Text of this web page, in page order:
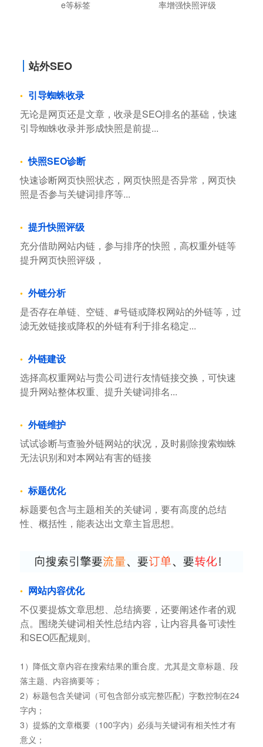
e等标签 率增强快照评级
站外SEO
引导蜘蛛收录
无论是网页还是文章，收录是SEO排名的基础，快速
引导蜘蛛收录并形成快照是前提...
快照SEO诊断
快速诊断网页快照状态，网页快照是否异常，网页快
照是否参与关键词排序等...
提升快照评级
充分借助网站内链，参与排序的快照，高权重外链等
提升网页快照评级，
外链分析
是否存在单链、空链、#号链或降权网站的外链等，过
滤无效链接或降权的外链有利于排名稳定...
外链建设
选择高权重网站与贵公司进行友情链接交换，可快速
提升网站整体权重、提升关键词排名...
外链维护
试试诊断与查验外链网站的状况，及时剔除搜索蜘蛛
无法识别和对本网站有害的链接
标题优化
标题要包含与主题相关的关键词，要有高度的总结
性、概括性，能表达出文章主旨思想。
网站内容优化
不仅要提炼文章思想、总结摘要，还要阐述作者的观
点。围绕关键词相关性总结内容，让内容具备可读性
和SEO匹配规则。
1）降低文章内容在搜索结果的重合度。尤其是文章标题、段
落主题、内容摘要等；
2）标题包含关键词（可包含部分或完整匹配）字数控制在24
字内；
3）提炼的文章概要（100字内）必须与关键词有相关性才有
意义；